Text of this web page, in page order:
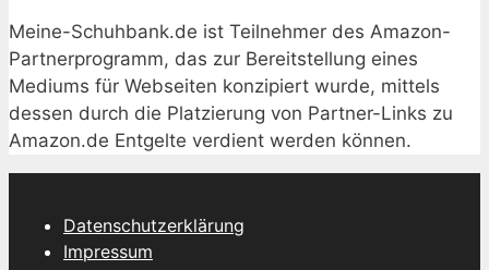
Meine-Schuhbank.de ist Teilnehmer des Amazon-
Partnerprogramm, das zur Bereitstellung eines
Mediums für Webseiten konzipiert wurde, mittels
dessen durch die Platzierung von Partner-Links zu
Amazon.de Entgelte verdient werden können.
Datenschutzerklärung
Impressum